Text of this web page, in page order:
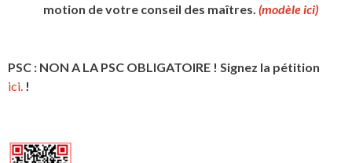
motion de votre conseil des maîtres. (modèle ici)
PSC : NON A LA PSC OBLIGATOIRE ! Signez la pétition
ici. !